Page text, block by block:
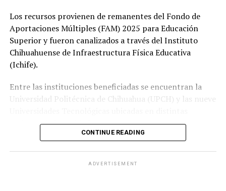
Los recursos provienen de remanentes del Fondo de
Aportaciones Múltiples (FAM) 2025 para Educación
Superior y fueron canalizados a través del Instituto
Chihuahuense de Infraestructura Física Educativa
(Ichife).
Entre las instituciones beneficiadas se encuentran la
Universidad Politécnica de Chihuahua (UPCH) y las nueve
regiones de la entidad.
Durante la entrega, el titular de la SEyD, Francisco Hugo
general del Ichife, Luis Iván Ortega Ornelas, así como el
CONTINUE READING
ADVERTISEMENT